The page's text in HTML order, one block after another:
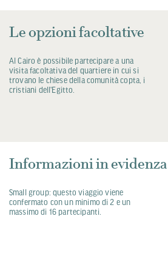
Le opzioni facoltative
Al Cairo è possibile partecipare a una
visita facoltativa del quartiere in cui si
trovano le chiese della comunità copta, i
cristiani dell'Egitto.
Informazioni in evidenza
Small group: questo viaggio viene
confermato con un minimo di 2 e un
massimo di 16 partecipanti.